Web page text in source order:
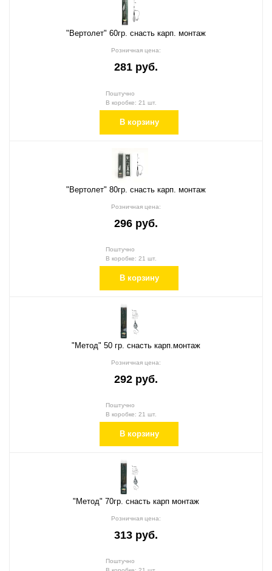
"Вертолет" 60гр. снасть карп. монтаж
Розничная цена:
281 руб.
Поштучно
В коробке: 21 шт.
В корзину
"Вертолет" 80гр. снасть карп. монтаж
Розничная цена:
296 руб.
Поштучно
В коробке: 21 шт.
В корзину
"Метод" 50 гр. снасть карп.монтаж
Розничная цена:
292 руб.
Поштучно
В коробке: 21 шт.
В корзину
"Метод" 70гр. снасть карп монтаж
Розничная цена:
313 руб.
Поштучно